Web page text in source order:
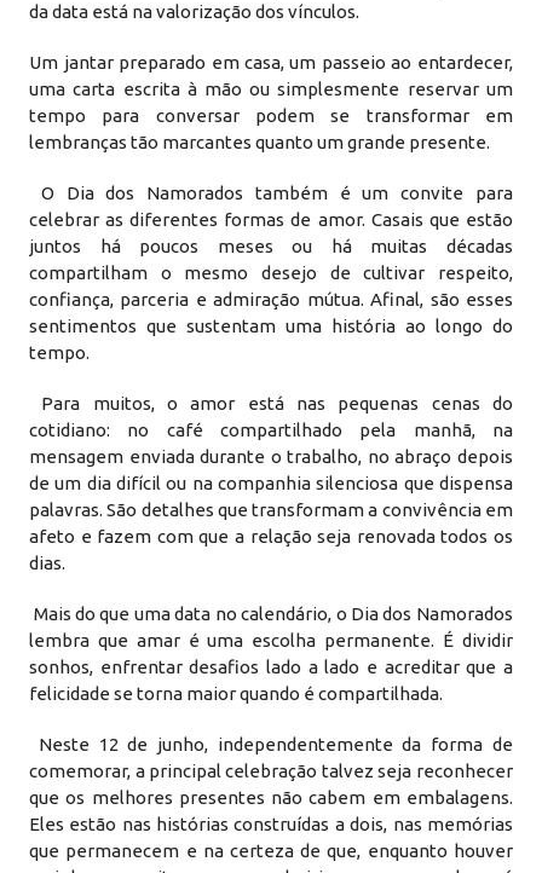
da data está na valorização dos vínculos.
Um jantar preparado em casa, um passeio ao entardecer,
uma carta escrita à mão ou simplesmente reservar um
tempo para conversar podem se transformar em
lembranças tão marcantes quanto um grande presente.
O Dia dos Namorados também é um convite para
celebrar as diferentes formas de amor. Casais que estão
juntos há poucos meses ou há muitas décadas
compartilham o mesmo desejo de cultivar respeito,
confiança, parceria e admiração mútua. Afinal, são esses
sentimentos que sustentam uma história ao longo do
tempo.
Para muitos, o amor está nas pequenas cenas do
cotidiano: no café compartilhado pela manhã, na
mensagem enviada durante o trabalho, no abraço depois
de um dia difícil ou na companhia silenciosa que dispensa
palavras. São detalhes que transformam a convivência em
afeto e fazem com que a relação seja renovada todos os
dias.
Mais do que uma data no calendário, o Dia dos Namorados
lembra que amar é uma escolha permanente. É dividir
sonhos, enfrentar desafios lado a lado e acreditar que a
felicidade se torna maior quando é compartilhada.
Neste 12 de junho, independentemente da forma de
comemorar, a principal celebração talvez seja reconhecer
que os melhores presentes não cabem em embalagens.
Eles estão nas histórias construídas a dois, nas memórias
que permanecem e na certeza de que, enquanto houver